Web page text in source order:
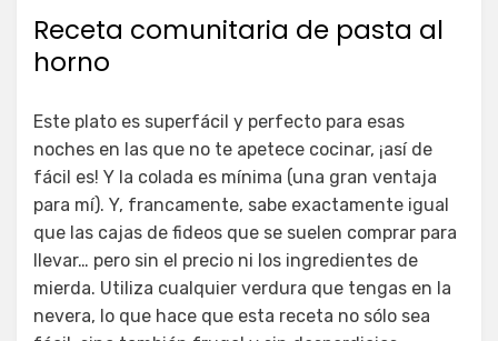
Receta comunitaria de pasta al
horno
Este plato es superfácil y perfecto para esas
noches en las que no te apetece cocinar, ¡así de
fácil es! Y la colada es mínima (una gran ventaja
para mí). Y, francamente, sabe exactamente igual
que las cajas de fideos que se suelen comprar para
llevar… pero sin el precio ni los ingredientes de
mierda. Utiliza cualquier verdura que tengas en la
nevera, lo que hace que esta receta no sólo sea